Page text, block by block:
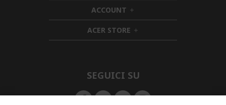
e
n
d
d
e
n
ACCOUNT h
i
d
d
ACER STORE h
i
e
SEGUICI SU